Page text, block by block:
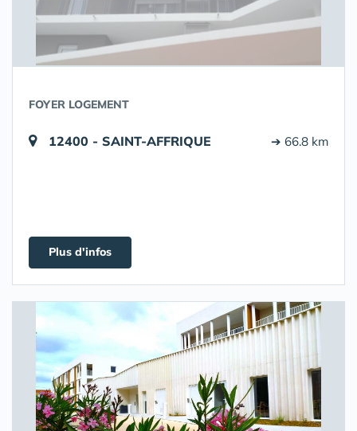
FOYER LOGEMENT
12400 - SAINT-AFFRIQUE ➔ 66.8 km
Plus d'infos